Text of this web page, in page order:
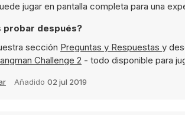
jugar en pantalla completa para una
probar después?
sección Preguntas y Respuestas y
Challenge 2 - todo disponible para
Añadido 02 jul 2019